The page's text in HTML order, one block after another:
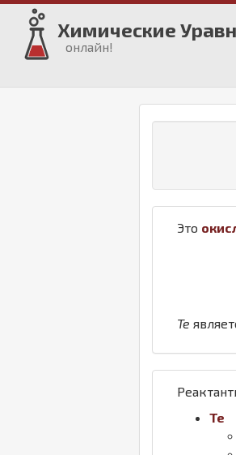
Химические
онлайн!
Это
Te
Te